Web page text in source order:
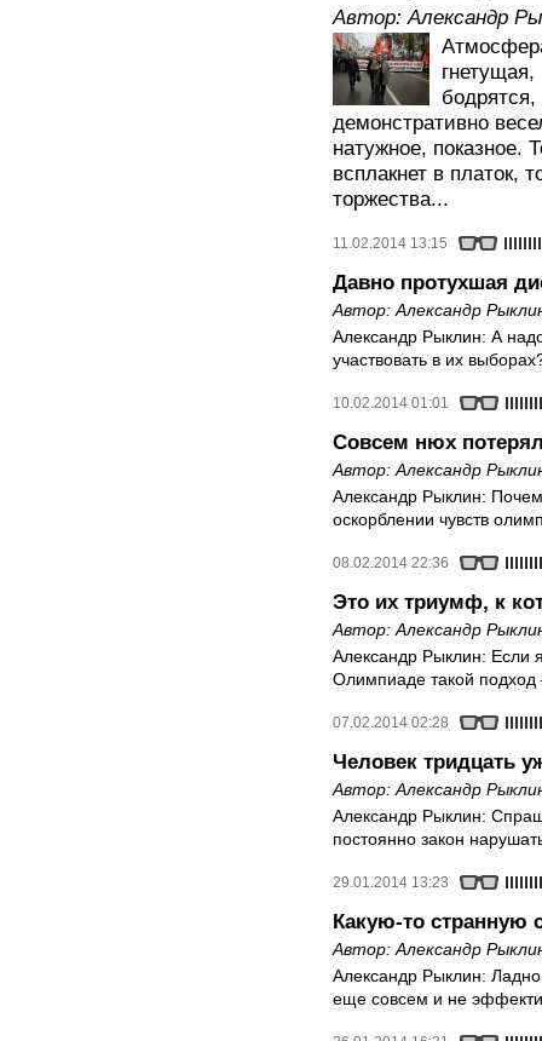
Автор:Александр
гнетущая,
демонстративно
натужное, показное.
всплакнет в платок,
торжества...
11.02.2014 13:15
Давно протухшая
Автор: Александр
Александр Рыклин: А
участвовать в их
10.02.2014 01:01
Совсем нюх
Автор: Александр
Александр Рыклин:
оскорблении чувств
08.02.2014 22:36
Это их триумф, к
Автор: Александр
Александр Рыклин: Если
Олимпиаде такой подход
07.02.2014 02:28
Человек тридцать
Автор: Александр
Александр Рыклин:
постоянно закон
29.01.2014 13:23
Какую-то странную
Автор: Александр
Александр Рыклин:
еще совсем и не